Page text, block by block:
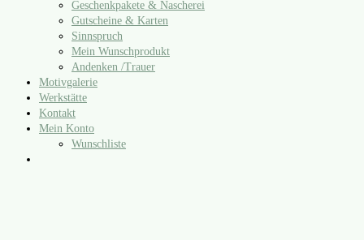
Geschenkpakete & Nascherei
Gutscheine & Karten
Sinnspruch
Mein Wunschprodukt
Andenken /​Trauer
Motivgalerie
Werkstätte
Kontakt
Mein Konto
Wunschliste